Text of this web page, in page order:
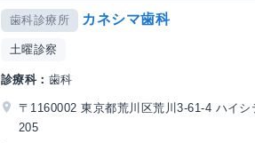
歯科診療所 カネシマ歯科
土曜診察
診療科： 歯科
〒1160002 東京都荒川区荒川3-61-4 ハイシ
205